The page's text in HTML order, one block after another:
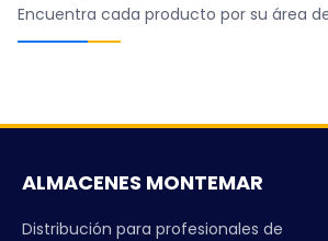
Encuentra cada producto por su área
ALMACENES MONTEMAR
Distribución para profesionales de